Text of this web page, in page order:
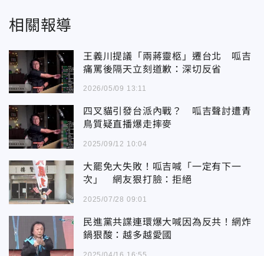
相關報導
王義川提議「兩蔣靈柩」遷台北 呱吉
痛罵後隔天立刻道歉：深切反省
2026/05/09 13:11
四叉貓引發台派內戰？ 呱吉聲討遭青
鳥質疑直播爆走摔麥
2025/09/12 10:04
大罷免大失敗！呱吉喊「一定有下一
次」 網友狠打臉：拒絕
2025/07/28 09:01
民進黨共諜連環爆大喊因為反共！網炸
鍋狠酸：越多越愛國